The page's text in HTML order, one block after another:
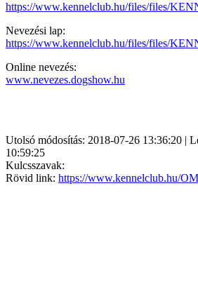
https://www.kennelclub.hu/files/files/
Nevezési lap:
https://www.kennelclub.hu/files/files/
Online nevezés:
www.nevezes.dogshow.hu
Utolsó módosítás: 2018-07-26 13:36:20 |
10:59:25
Kulcsszavak:
Rövid link: https://www.kennelclub.hu/